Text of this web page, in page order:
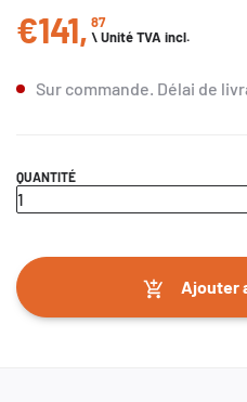
Prix régulier
€141, 87
\ Unité TVA incl.
Sur commande. Délai de
QUANTITÉ
Ajouter